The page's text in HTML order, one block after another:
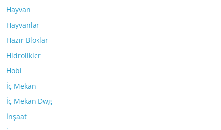
Hayvan
Hayvanlar
Hazır Bloklar
Hidrolikler
Hobi
İç Mekan
İç Mekan Dwg
İnşaat